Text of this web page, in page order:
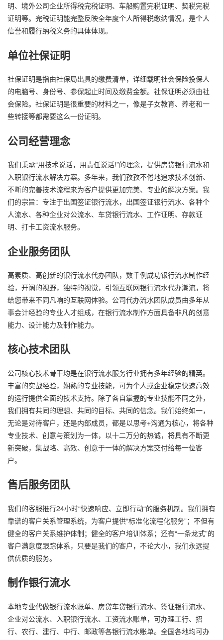
明、境外公司企业所得税完税证明、车船购置完税证明、契税完税
证明等。完税证明能完整反映全年度个人所得税缴纳情况，是个人
信誉和履行纳税义务的具体体现。
单位社保证明
社保证明是指由社保局出具的缴费清单，详细载明社会保险投保人
的电脑号、身份号、参保起止时间及缴费金额。社保证明必须由社
会保险。社保证明是很重要的材料之一，像是子女教育、养老和一
些转接等都需要这么一份证明。
公司经营理念
我们秉承“用技术说话，用责任说话!”的理念，提供房贷银行流水和
入职银行流水解决方案。多年来，我们孜孜不倦地追求技术创新、
不断的完善技术流程来为客户提供更加完美、专业的解决方案。我
们的宗旨：专注于出国签证银行流水，出国签证银行流水、各种个
人流水、各种企业对公流水、车贷银行流水、工作证明、存款证
明、打卡工资流水服务。
企业服务团队
高素质、高创新的银行流水代办团队，数千例成功银行流水制作经
验，开阔的视野，独特的视觉，引领互联网银行流水代办潮流，将
给您带来不同凡响的互联网体验。公司代办流水团队成员由多年从
事会计经验的专业人才组成，在银行流水制作方面具备非凡的创意
能力、设计能力及制作能力。
核心技术团队
公司核心技术骨干均是在银行流水服务行业拥有多年经验的精英。
丰富的实战经验，娴熟的专业技能，可为个人或企业稳定快速高效
的运行提供全面的技术支持。除了各自掌握的专业技能不同之外，
我们拥有共同的理想、共同的目标、共同的信念。我们始终如一，
无论是对待客户，还是内部成员，都是以思考+沟通为核心，将各种
专业技术、创意与策划为一体，以十二万分的热诚，将具有不断更
新突破，集战略、高效、创意于一体的解决方案交付给每一位客
户。
售后服务团队
我们的客服推行24小时“快速响应、立即行动“的服务机制。我们拥有
靠谱的客户关系管理系统，为客户提供“标准化流程化服务”；不但有
健全的客户关系维护体制；健全的客户培训体系；还有“一条龙式”的
客户满意度跟踪体系，只要是我们的客户，不论大小，我们永远提
供优质的服务。
制作银行流水
本地专业代做银行流水账单、房贷车贷银行流水、签证银行流水、
企业对公流水、入职银行流水、工资流水账单，可办理工行、招
行、农行、建行、中行、邮政等各银行流水账单。全国各地均可办